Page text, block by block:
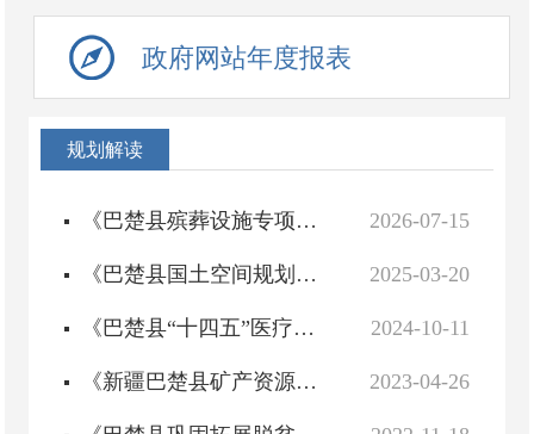
政府网站年度报表
规划解读
2026-07-15
《巴楚县殡葬设施专项规划（2025—2035年）》政策解读
2025-03-20
《巴楚县国土空间规划（2021-2035年）》政策解读
2024-10-11
《巴楚县“十四五”医疗卫生服务体系规划》政策解读
2023-04-26
《新疆巴楚县矿产资源总体规划（2021-2025年）》政策解读